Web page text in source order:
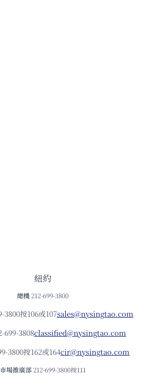
紐約
總機 212-699-3800
3800按106或107sales@nysingtao.com
699-3808classified@nysingtao.com
3800按162或164cir@nysingtao.com
市場推廣部 212-699-3800按111